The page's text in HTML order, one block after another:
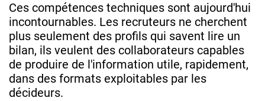
Ces compétences techniques sont aujourd'hui
incontournables. Les recruteurs ne cherchent
plus seulement des profils qui savent lire un
bilan, ils veulent des collaborateurs capables
de produire de l'information utile, rapidement,
dans des formats exploitables par les
décideurs.